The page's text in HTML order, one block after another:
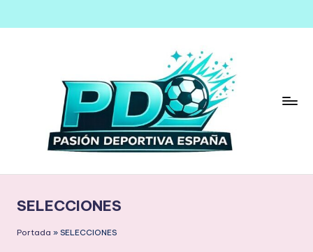
Saltar
SELECCIONES
Portada » SELECCIONES